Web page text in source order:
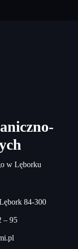
w Lęborku
84-300
– 95